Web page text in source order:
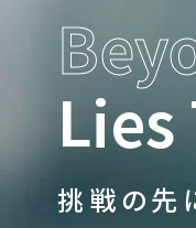
挑戦の先